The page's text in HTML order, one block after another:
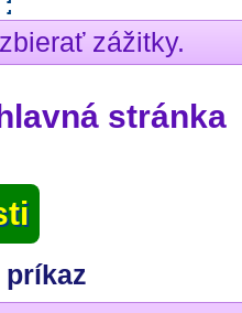
zážitky.
stránka